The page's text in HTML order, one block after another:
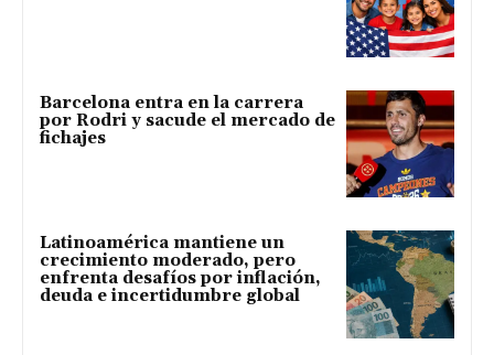
Barcelona entra en la carrera
por Rodri y sacude el mercado de
fichajes
Latinoamérica mantiene un
crecimiento moderado, pero
enfrenta desafíos por inflación,
deuda e incertidumbre global